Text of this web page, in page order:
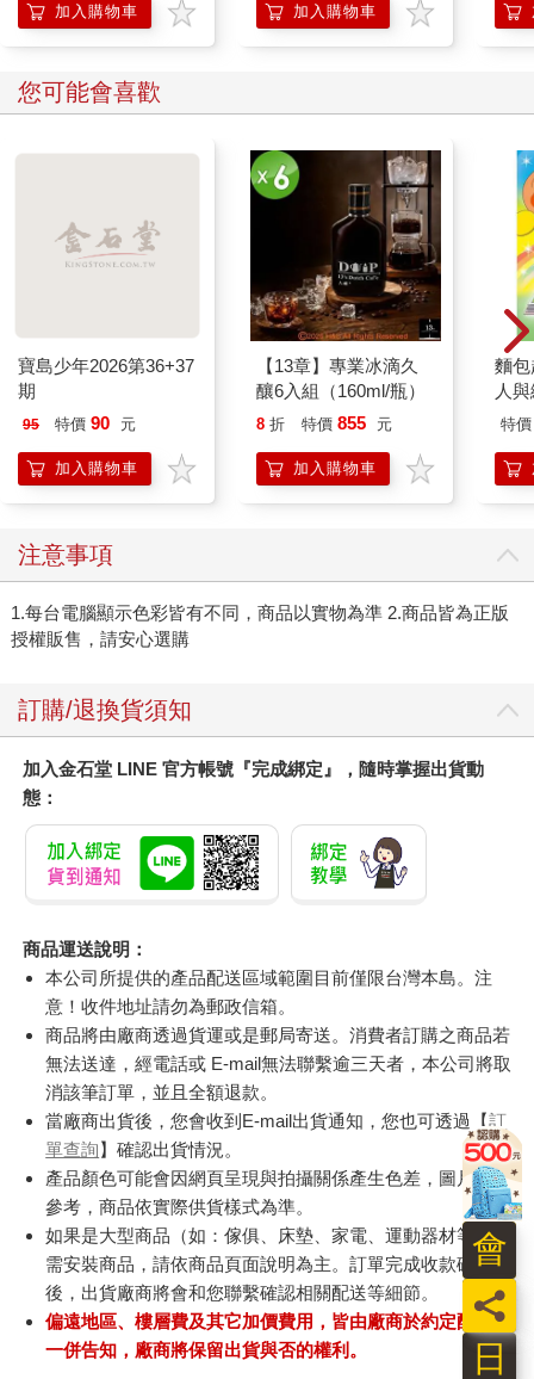
加入購物車 加入購物車
您可能會喜歡
寶島少年2026第36+37
期
95 特價 90 元
加入購物車
【13章】專業冰滴久
釀6入組（160ml/瓶）
8 折 特價 855 元
加入購物車
麵
人
平
特價
注意事項
1.每台電腦顯示色彩皆有不同，商品以實物為準 2.商品皆為正版
授權販售，請安心選購
訂購/退換貨須知
加入金石堂 LINE 官方帳號『完成綁定』，隨時掌握出貨動
態：
商品運送說明：
本公司所提供的產品配送區域範圍目前僅限台灣本島。注
意！收件地址請勿為郵政信箱。
商品將由廠商透過貨運或是郵局寄送。消費者訂購之商品若
無法送達，經電話或 E-mail無法聯繫逾三天者，本公司將取
消該筆訂單，並且全額退款。
當廠商出貨後，您會收到E-mail出貨通知，您也可透過【訂
單查詢】確認出貨情況。
產品顏色可能會因網頁呈現與拍攝關係產生色差，圖片僅供
參考，商品依實際供貨樣式為準。
如果是大型商品（如：傢俱、床墊、家電、運動器材等）及
需安裝商品，請依商品頁面說明為主。訂單完成收款確認
後，出貨廠商將會和您聯繫確認相關配送等細節。
偏遠地區、樓層費及其它加價費用，皆由廠商於約定配送時
一併告知，廠商將保留出貨與否的權利。
日
員
會